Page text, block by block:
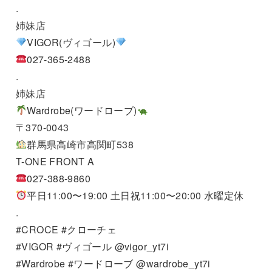
.
姉妹店
VIGOR(ヴィゴール)
027-365-2488
.
姉妹店
Wardrobe(ワードローブ)
〒370-0043
群馬県高崎市高関町538
T-ONE FRONT A
027-388-9860
平日11:00〜19:00 土日祝11:00〜20:00 水曜定休
.
#CROCE #クローチェ
#VIGOR #ヴィゴール @vigor_yt7i
#Wardrobe #ワードローブ @wardrobe_yt7i